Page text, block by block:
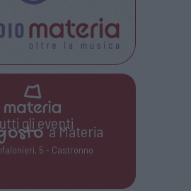
gli eventi
a Materia
5 - Castronno